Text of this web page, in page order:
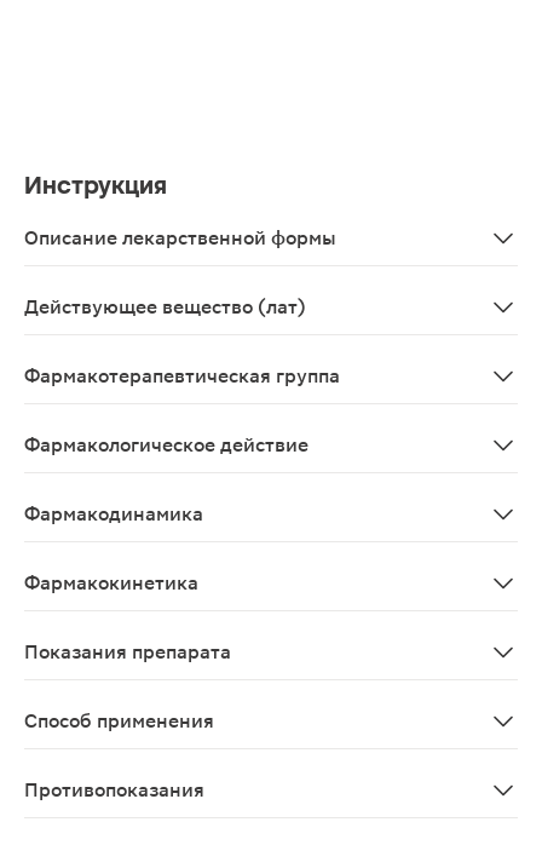
Инструкция
Описание лекарственной формы
Действующее вещество (лат)
Фармакотерапевтическая группа
Фармакологическое действие
Фармакодинамика
Фармакокинетика
Показания препарата
Способ применения
Противопоказания